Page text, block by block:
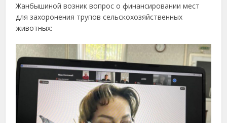
Жанбышинойвозниквопрософинансированиимест
длязахоронения труповсельскохозяйственных
животных: